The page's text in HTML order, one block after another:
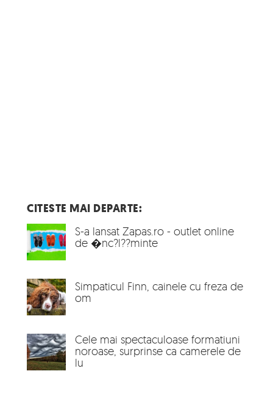
CITESTE MAI DEPARTE:
S-a lansat Zapas.ro - outlet online
de �nc?l??minte
Simpaticul Finn, cainele cu freza de
om
Cele mai spectaculoase formatiuni
noroase, surprinse ca camerele de
lu